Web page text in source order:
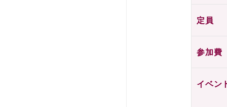
定員
参加費
イベン